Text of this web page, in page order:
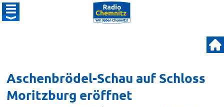
Aschenbrödel-Schau auf Schloss
Moritzburg eröffnet